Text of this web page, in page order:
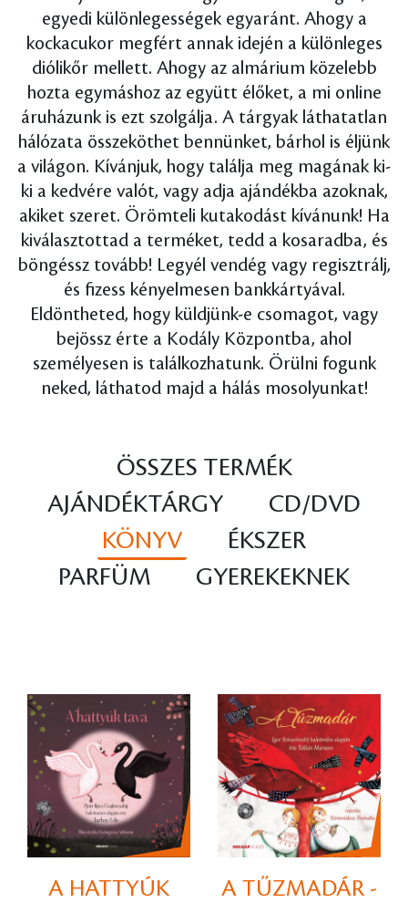
egyedi különlegességek egyaránt. Ahogy a
kockacukor megfért annak idején a különleges
diólikőr mellett. Ahogy az almárium közelebb
hozta egymáshoz az együtt élőket, a mi online
áruházunk is ezt szolgálja. A tárgyak láthatatlan
hálózata összeköthet bennünket, bárhol is éljünk
a világon. Kívánjuk, hogy találja meg magának ki-
ki a kedvére valót, vagy adja ajándékba azoknak,
akiket szeret. Örömteli kutakodást kívánunk! Ha
kiválasztottad a terméket, tedd a kosaradba, és
böngéssz tovább! Legyél vendég vagy regisztrálj,
és fizess kényelmesen bankkártyával.
Eldöntheted, hogy küldjünk-e csomagot, vagy
bejössz érte a Kodály Központba, ahol
személyesen is találkozhatunk. Örülni fogunk
neked, láthatod majd a hálás mosolyunkat!
ÖSSZES TERMÉK
AJÁNDÉKTÁRGY
CD/DVD
KÖNYV
ÉKSZER
PARFÜM
GYEREKEKNEK
A HATTYÚK
A TŰZMADÁR -